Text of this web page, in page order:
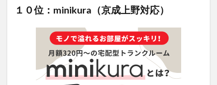
１０位：minikura（京成上野対応）